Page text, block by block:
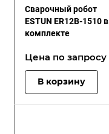
роботизированной
сварки
Сварочный робот
ESTUN ER12B-1510 в
комплекте
Цена по запросу
В корзину